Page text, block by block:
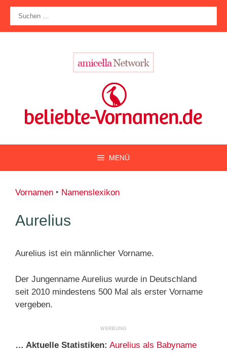
Zum
Inhalt
springen
nach:
MENÜ
Vornamen ‣ Namenslexikon
Aurelius
Aurelius ist ein männlicher Vorname.
Der Jungenname Aurelius wurde in Deutschland
seit 2010 mindestens 500 Mal als erster Vorname
vergeben.
… Aktuelle Statistiken: Aurelius als Babyname